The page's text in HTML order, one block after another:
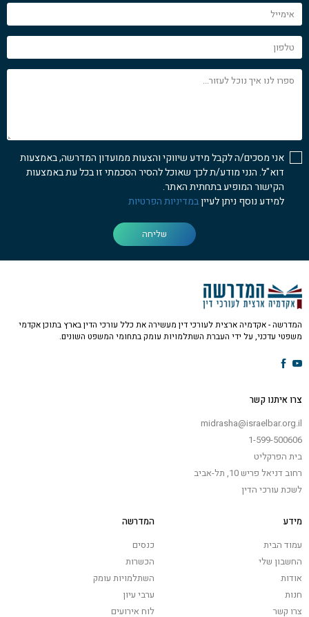
אימייל
טלפון
ספרו
אני מסכים/ה לקבל מידע שיווקי והצעות ממועדון המדרשה, באמצעות
דוא"ל. הנני מודע/ת לכך שאוכל להסיר הסכמתי זו בכל עת באמצעות
הקישור המופיע בתחתית האתר.
למידע נוסף ניתן לעייןבמדיניות הפרטיות
שליחה
המדרשה - אקדמיה ארצית לעורכי דין מעשירה את כלל עורכי הדין בארץ בתוכן אקדמי
משפטי עדכני, על ידי העברת השתלמויות עומק בתחומי המשפט השונים.
צרו איתנו קשר
midrasha@israelbar.org.il
1-599-500606
בית הפרקליט
רחוב דניאל פריש 10, תל-אביב
לשכת עורכי הדין
מידע
עמוד הבית
החשבון שלי
אודות
חנות
צרו קשר
המדרשה
כנסים
הכשרות
השתלמויות עומק
ערבי עיון
לוח אירועים